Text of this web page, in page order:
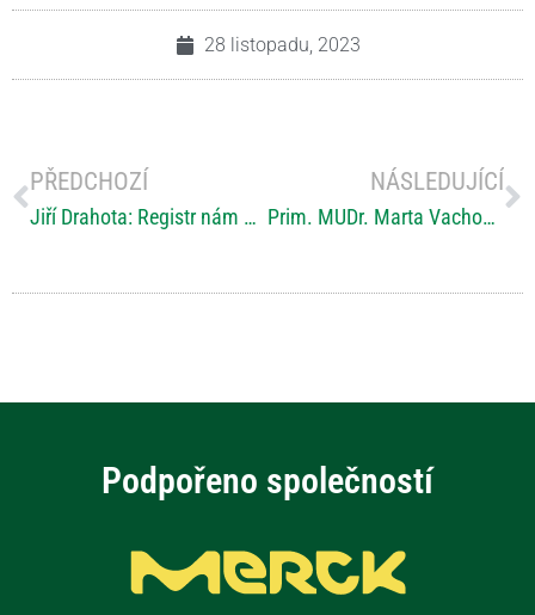
28 listopadu, 2023
PŘEDCHOZÍ
Jiří Drahota: Registr nám umožňuje získat data, která se jinak získat nedají
NÁSLEDUJÍCÍ
Prim. MUDr. Marta Vachová: Bílé krvinky už nemlátíme palicí po hlavě, ale přátelsky s nimi rozmlouváme
Podpořeno společností